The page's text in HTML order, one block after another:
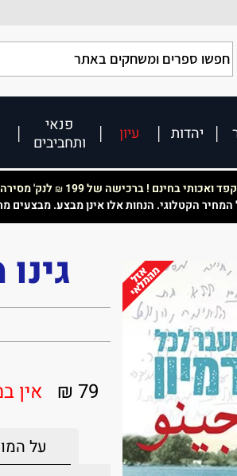
יהדות עיון
פנאי
ותחביבים
ואכותי בחינם ! ברכישה של 199 ₪ לנק' מסירה,
המחיר הקטלוגי. הנחות אלו אינן מבצע.
79 ₪ אין
על